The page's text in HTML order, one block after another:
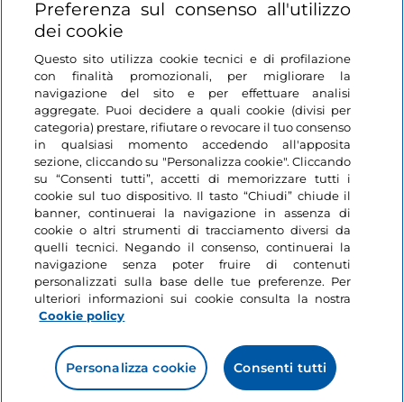
Restiamo in contatto
Preferenza sul consenso all'utilizzo
dei cookie
Questo sito utilizza cookie tecnici e di profilazione
con finalità promozionali, per migliorare la
navigazione del sito e per effettuare analisi
aggregate. Puoi decidere a quali cookie (divisi per
categoria) prestare, rifiutare o revocare il tuo consenso
in qualsiasi momento accedendo all'apposita
sezione, cliccando su "Personalizza cookie". Cliccando
su “Consenti tutti”, accetti di memorizzare tutti i
cookie sul tuo dispositivo. Il tasto “Chiudi” chiude il
banner, continuerai la navigazione in assenza di
cookie o altri strumenti di tracciamento diversi da
quelli tecnici. Negando il consenso, continuerai la
navigazione senza poter fruire di contenuti
personalizzati sulla base delle tue preferenze. Per
ulteriori informazioni sui cookie consulta la nostra
Cookie policy
Personalizza cookie Consenti tutti